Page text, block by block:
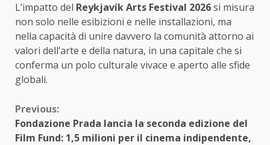
L’impatto del Reykjavík Arts Festival 2026si misura
non solo nelle esibizioni e nelle installazioni, ma
nella capacità di unire davvero la comunità attorno ai
valori dell’arte e della natura, in una capitale che si
conferma un polo culturale vivace e aperto alle sfide
globali.
Continue
Reading
Previous:
Fondazione Prada lancia la seconda edizione del
Film Fund: 1,5 milioni per il cinema indipendente,